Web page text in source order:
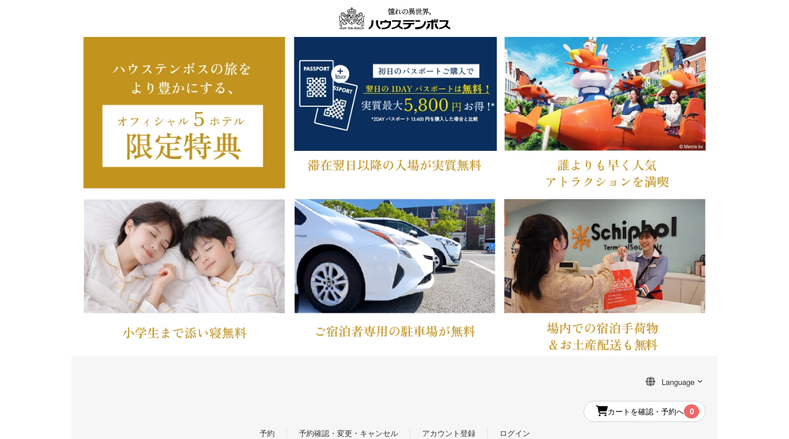
カートを確認・予約へ 0
予約
予約確認・変更・キャンセル アカウント登録 ログイン